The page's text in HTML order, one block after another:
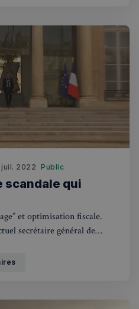
juil. 2022 Public
scandale qui
et optimisation fiscale.
secrétaire général de
les intérêts de MSC, une